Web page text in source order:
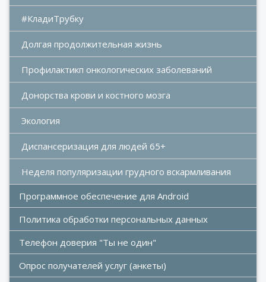
#КладиТрубку
Долгая продолжительная жизнь
Профилактикп онкологических заболеваний
Донорства крови и костного мозга
Экология
Диспансеризация для людей 65+
Неделя популяризации грудного вскармливания
Программное обеспечение для Android
Политика обработки персональных данных
Телефон доверия "Ты не один"
Опрос получателей услуг (анкеты)